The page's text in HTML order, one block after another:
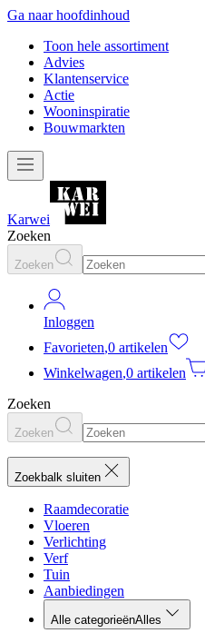
Ga naar hoofdinhoud
Toon hele assortiment
Advies
Klantenservice
Actie
Wooninspiratie
Bouwmarkten
Karwei
Zoeken
Zoeken
Inloggen
Favorieten,0 artikelen
Winkelwagen,0 artikelen
Zoeken
Zoeken
Zoekbalk sluiten
Raamdecoratie
Vloeren
Verlichting
Verf
Tuin
Aanbiedingen
Alle categorieënAlles